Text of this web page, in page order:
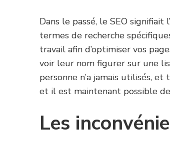
Dans le passé, le SEO
termes de recherche
travail afin d’optimiser vos
voir leur nom figurer sur une
personne n’a jamais utilisés,
et il est maintenant possible
Les